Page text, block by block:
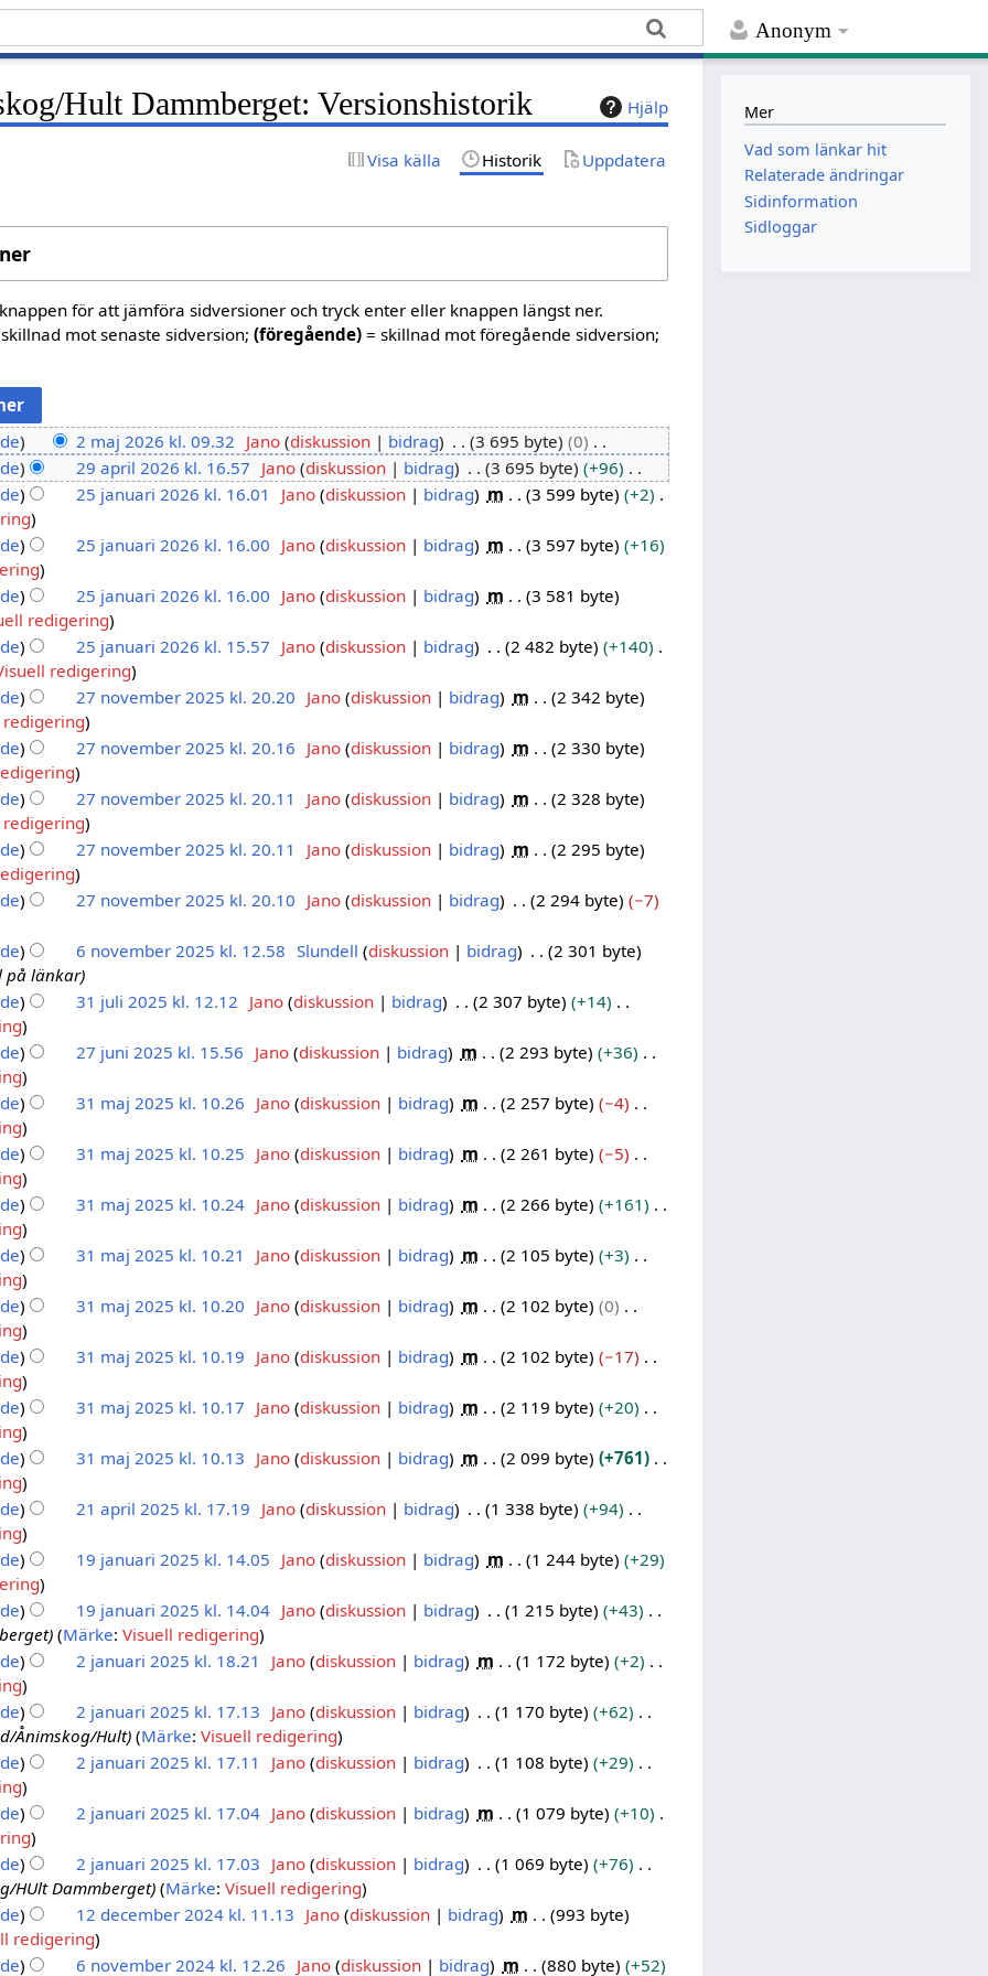
Anonym
Hjälp
Hult Dammberget: Versionshistorik
Visa källa Historik Uppdatera
för att jämföra sidversioner och tryck enter eller knappen längst ner.
mot senaste sidversion;(föregående) = skillnad mot föregående sidversion;
2 maj 2026 kl. 09.32 Jano diskussion bidrag 3 695 byte
0
29 april 2026 kl. 16.57 Jano diskussion bidrag 3 695 byte
+96
25 januari 2026 kl. 16.01 Jano diskussion bidrag m 3 599 byte +2
25 januari 2026 kl. 16.00 Jano diskussion bidrag m 3 597 byte +16
25 januari 2026 kl. 16.00 Jano diskussion bidrag m
3 581 byte
redigering
25 januari 2026 kl. 15.57 Jano diskussion bidrag 2 482 byte
+140
redigering
27 november 2025 kl. 20.20 Jano diskussion bidrag m
2 342 byte
redigering
27 november 2025 kl. 20.16 Jano diskussion bidrag m
2 330 byte
27 november 2025 kl. 20.11 Jano diskussion bidrag m
2 328 byte
redigering
27 november 2025 kl. 20.11 Jano diskussion bidrag m
2 295 byte
27 november 2025 kl. 20.10 Jano diskussion bidrag 2 294 byte −7
6 november 2025 kl. 12.58 Slundell diskussion bidrag
2 301 byte
på länkar
31 juli 2025 kl. 12.12 Jano diskussion bidrag 2 307 byte
+14
27 juni 2025 kl. 15.56 Jano diskussion bidrag m 2 293 byte
+36
31 maj 2025 kl. 10.26 Jano diskussion bidrag m 2 257 byte
−4
31 maj 2025 kl. 10.25 Jano diskussion bidrag m 2 261 byte
−5
31 maj 2025 kl. 10.24 Jano diskussion bidrag m 2 266 byte
+161
31 maj 2025 kl. 10.21 Jano diskussion bidrag m 2 105 byte
+3
31 maj 2025 kl. 10.20 Jano diskussion bidrag m 2 102 byte
0
31 maj 2025 kl. 10.19 Jano diskussion bidrag m 2 102 byte
−17
31 maj 2025 kl. 10.17 Jano diskussion bidrag m 2 119 byte
+20
31 maj 2025 kl. 10.13 Jano diskussion bidrag m 2 099 byte
+761
21 april 2025 kl. 17.19 Jano diskussion bidrag 1 338 byte
+94
19 januari 2025 kl. 14.05 Jano diskussion bidrag m 1 244 byte +29
19 januari 2025 kl. 14.04 Jano diskussion bidrag 1 215 byte
+43
Märke: Visuell redigering
2 januari 2025 kl. 18.21 Jano diskussion bidrag m 1 172 byte
+2
2 januari 2025 kl. 17.13 Jano diskussion bidrag 1 170 byte
+62
Ånimskog/Hult
Märke: Visuell redigering
2 januari 2025 kl. 17.11 Jano diskussion bidrag 1 108 byte
+29
2 januari 2025 kl. 17.04 Jano diskussion bidrag m 1 079 byte +10
2 januari 2025 kl. 17.03 Jano diskussion bidrag 1 069 byte
+76
HUlt Dammberget
Märke: Visuell redigering
12 december 2024 kl. 11.13 Jano diskussion bidrag m
993 byte
redigering
6 november 2024 kl. 12.26 Jano diskussion bidrag m 880 byte +52
Mer
Vad som länkar hit
Relaterade ändringar
Sidinformation
Sidloggar